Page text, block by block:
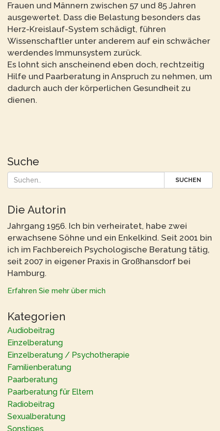
Frauen und Männern zwischen 57 und 85 Jahren
ausgewertet. Dass die Belastung besonders das
Herz-Kreislauf-System schädigt, führen
Wissenschaftler unter anderem auf ein schwächer
werdendes Immunsystem zurück.
Es lohnt sich anscheinend eben doch, rechtzeitig
Hilfe und Paarberatung in Anspruch zu nehmen, um
dadurch auch der körperlichen Gesundheit zu
dienen.
Suche
SUCHEN
Die Autorin
Jahrgang 1956. Ich bin verheiratet, habe zwei
erwachsene Söhne und ein Enkelkind. Seit 2001 bin
ich im Fachbereich Psychologische Beratung tätig,
seit 2007 in eigener Praxis in Großhansdorf bei
Hamburg.
Erfahren Sie mehr über mich
Kategorien
Audiobeitrag
Einzelberatung
Einzelberatung / Psychotherapie
Familienberatung
Paarberatung
Paarberatung für Eltern
Radiobeitrag
Sexualberatung
Sonstiges